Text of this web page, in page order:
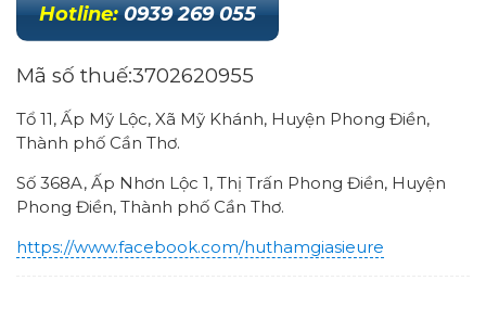
Hotline: 0939 269 055
Mã số thuế:3702620955
Tổ 11, Ấp Mỹ Lộc, Xã Mỹ Khánh, Huyện Phong Điền,
Thành phố Cần Thơ.
Số 368A, Ấp Nhơn Lộc 1, Thị Trấn Phong Điền, Huyện
Phong Điền, Thành phố Cần Thơ.
https://www.facebook.com/huthamgiasieure